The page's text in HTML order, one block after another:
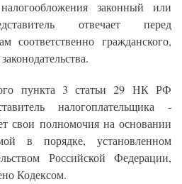
законный или
отвечает перед
соответственно гражданского,
пункта 3 статьи 29 НК РФ
налогоплательщика -
свои полномочия на основании
в порядке, установленном
Российской Федерации,
Кодексом.